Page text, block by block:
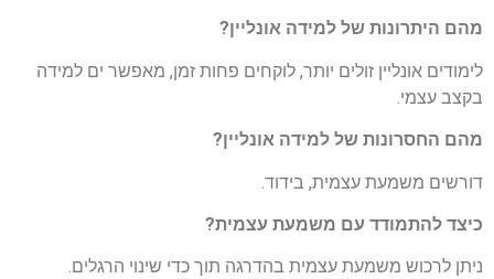
מהם היתרונות של למידה אונליין?
לימודים אונליין זולים יותר, לוקחים פחות זמן, מאפשר ים למידה
בקצב עצמי.
מהם החסרונות של למידה אונליין?
דורשים משמעת עצמית, בידוד.
כיצד להתמודד עם משמעת עצמית?
ניתן לרכוש משמעת עצמית בהדרגה תוך כדי שינוי הרגלים.